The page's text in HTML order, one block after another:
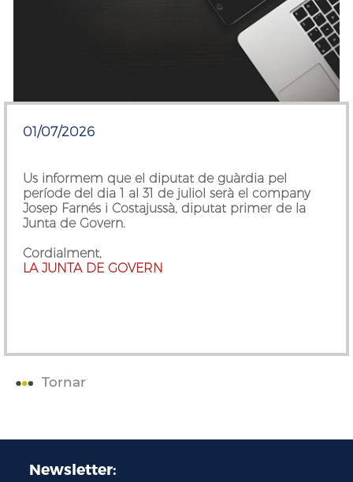
01/07/2026
Us informem que el diputat de guàrdia pel
període del dia 1 al 31 de juliol serà el company
Josep Farnés i Costajussà, diputat primer de la
Junta de Govern.
Cordialment,
LA JUNTA DE GOVERN
Tornar
Newsletter: